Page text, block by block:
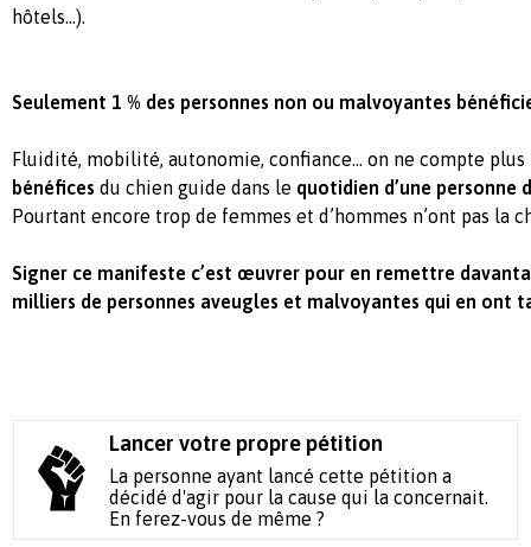
hôtels…).
Seulement 1 % des personnes non ou malvoyantes
Fluidité, mobilité, autonomie, confiance… on ne compte
bénéfices du chien guide dans le quotidien d’une personne
Pourtant encore trop de femmes et d’hommes n’ont pas la
Signer ce manifeste c’est œuvrer pour en remettre
milliers de personnes aveugles et malvoyantes qui en ont
Lancer votre propre pétition
La personne ayant lancé cette pétition a
décidé d'agir pour la cause qui la concernait.
En ferez-vous de même ?